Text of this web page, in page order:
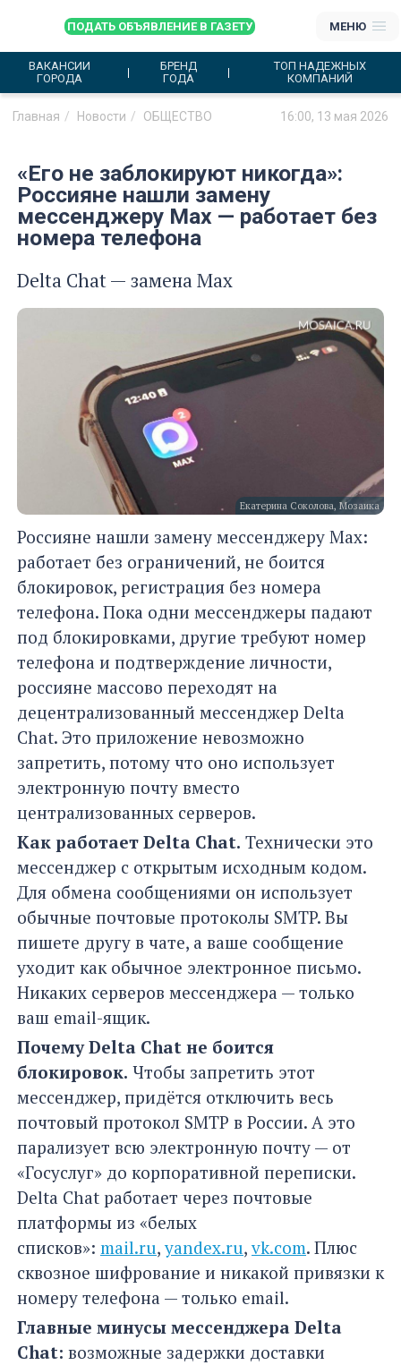
ПОДАТЬ ОБЪЯВЛЕНИЕ В ГАЗЕТУ МЕНЮ
ВАКАНСИИ
ГОРОДА
БРЕНД
ГОДА
ТОП НАДЕЖНЫХ
КОМПАНИЙ
Главная Новости ОБЩЕСТВО 16:00, 13 мая 2026
«Его не заблокируют никогда»:
Россияне нашли замену
мессенджеру Max — работает без
номера телефона
Delta Chat — замена Max
Екатерина Соколова, Мозаика
Россияне нашли замену мессенджеру Max:
работает без ограничений, не боится
блокировок, регистрация без номера
телефона. Пока одни мессенджеры падают
под блокировками, другие требуют номер
телефона и подтверждение личности,
россияне массово переходят на
децентрализованный мессенджер Delta
Chat. Это приложение невозможно
запретить, потому что оно использует
электронную почту вместо
централизованных серверов.
Как работает Delta Chat. Технически это
мессенджер с открытым исходным кодом.
Для обмена сообщениями он использует
обычные почтовые протоколы SMTP. Вы
пишете другу в чате, а ваше сообщение
уходит как обычное электронное письмо.
Никаких серверов мессенджера — только
ваш email-ящик.
Почему Delta Chat не боится
блокировок. Чтобы запретить этот
мессенджер, придётся отключить весь
почтовый протокол SMTP в России. А это
парализует всю электронную почту — от
«Госуслуг» до корпоративной переписки.
Delta Chat работает через почтовые
платформы из «белых
списков»: mail.ru,yandex.ru,vk.com. Плюс
сквозное шифрование и никакой привязки к
номеру телефона — только email.
Главные минусы мессенджера Delta
Chat: возможные задержки доставки